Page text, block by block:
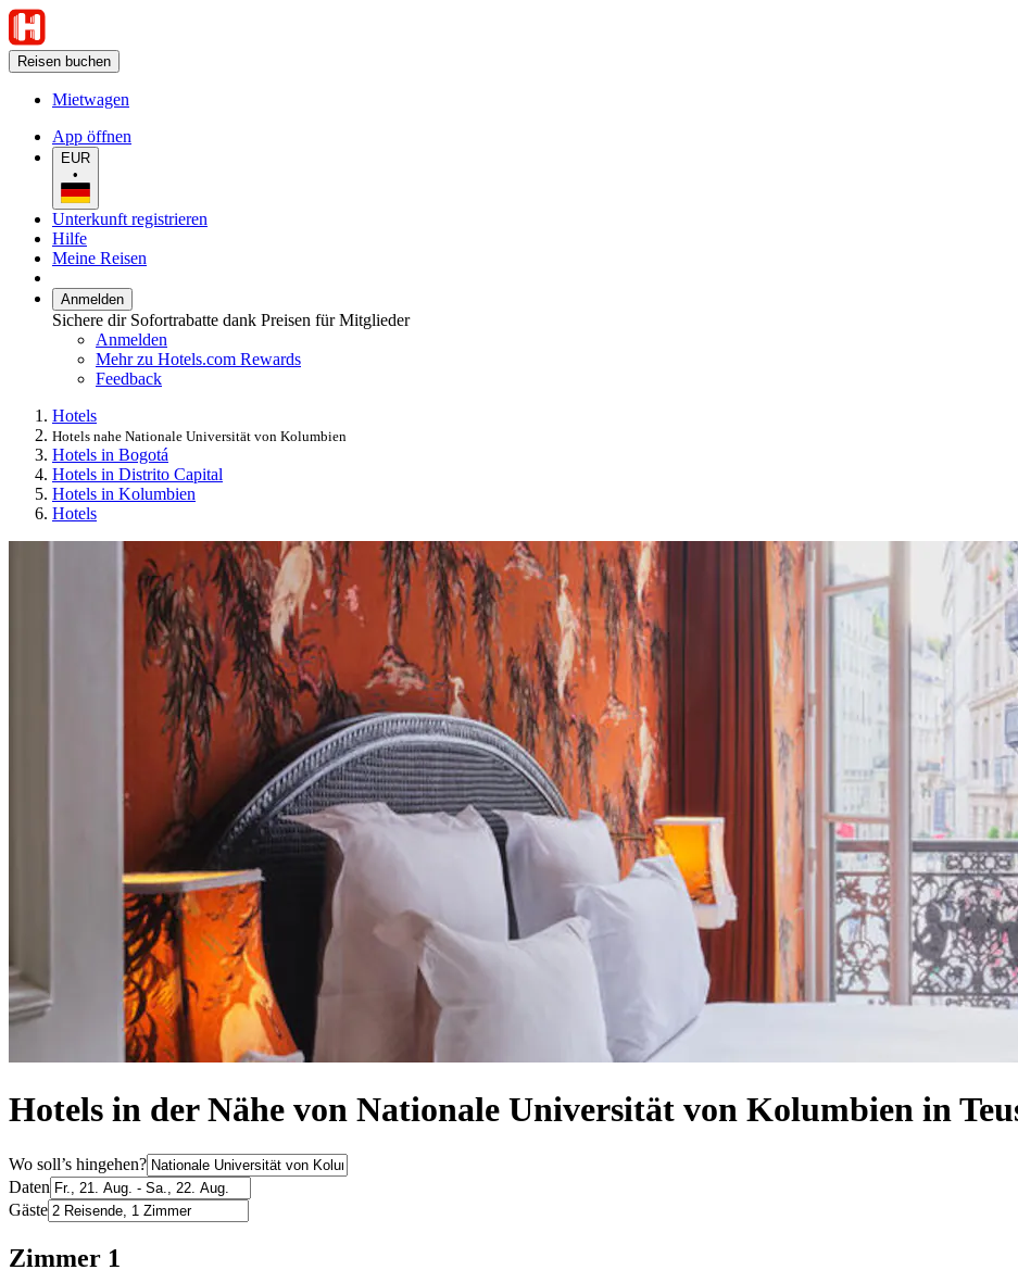
Reisen buchen
Mietwagen
App öffnen
EUR
•
Unterkunft registrieren
Hilfe
Meine Reisen
Anmelden
Sichere dir Sofortrabatte dank Preisen für Mitglieder
Anmelden
Mehr zu Hotels.com Rewards
Feedback
Hotels
Hotels nahe Nationale Universität von Kolumbien
Hotels in Bogotá
Hotels in Distrito Capital
Hotels in Kolumbien
Hotels
Hotels in der Nähe von Nationale Universität von Kolumbien in
Wo soll’s hingehen?
Daten
Gäste
Zimmer 1